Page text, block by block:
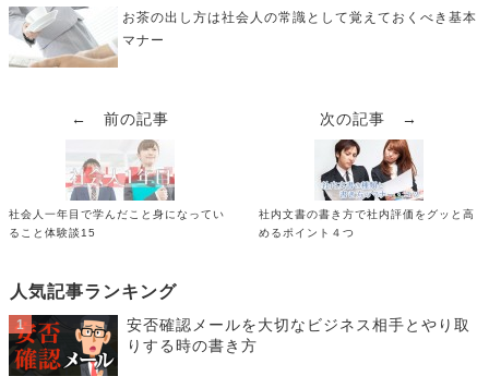
お茶の出し方は社会人の常識として覚えておくべき基本
マナー
← 前の記事
社会人一年目で学んだこと身になってい
ること体験談15
次の記事 →
社内文書の書き方で社内評価をグッと高
めるポイント４つ
人気記事ランキング
安否確認メールを大切なビジネス相手とやり取
りする時の書き方